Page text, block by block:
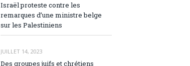
Israël proteste contre les
remarques d’une ministre belge
sur les Palestiniens
JUILLET 14, 2023
Des groupes juifs et chrétiens